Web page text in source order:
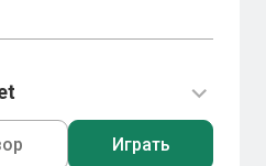
Играть